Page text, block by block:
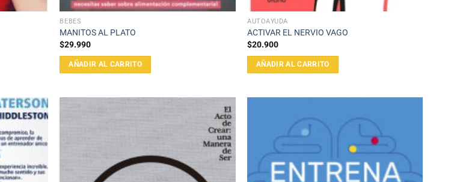
BEBÉS
MANITOS AL PLATO
$29.990
AÑADIR AL CARRITO
AUTOAYUDA
ACTIVAR EL NERVIO VAGO
$20.900
AÑADIR AL CARRITO